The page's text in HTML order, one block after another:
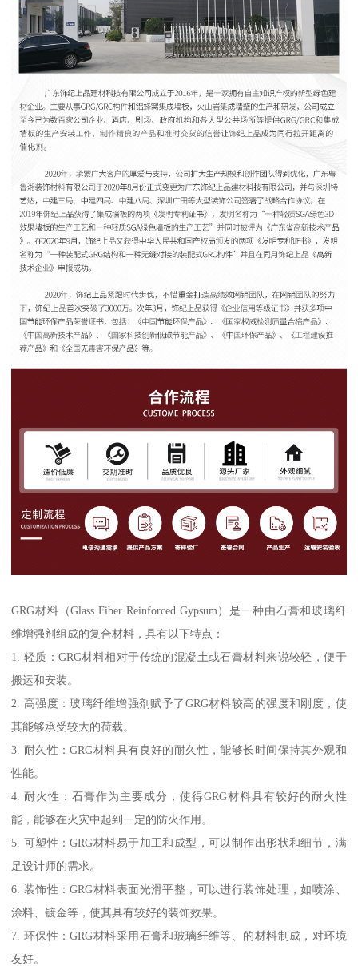
GRG材料（Glass Fiber Reinforced Gypsum）是一种由石膏和玻璃纤
维增强剂组成的复合材料，具有以下特点：
1. 轻质：GRG材料相对于传统的混凝土或石膏材料来说较轻，便于
搬运和安装。
2. 高强度：玻璃纤维增强剂赋予了GRG材料较高的强度和刚度，使
其能够承受较大的荷载。
3. 耐久性：GRG材料具有良好的耐久性，能够长时间保持其外观和
性能。
4. 耐火性：石膏作为主要成分，使得GRG材料具有较好的耐火性
能，能够在火灾中起到一定的防火作用。
5. 可塑性：GRG材料易于加工和成型，可以制作出形状和细节，满
足设计师的需求。
6. 装饰性：GRG材料表面光滑平整，可以进行装饰处理，如喷涂、
涂料、镀金等，使其具有较好的装饰效果。
7. 环保性：GRG材料采用石膏和玻璃纤维等、的材料制成，对环境
友好。